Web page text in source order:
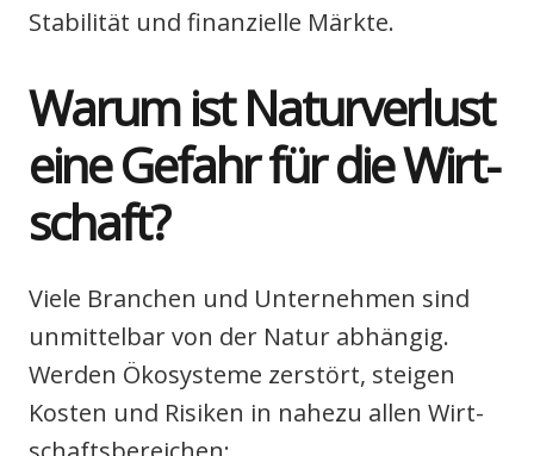
Sta­bi­li­tät und finan­zi­el­le Märk­te.
War­um ist Natur­ver­lust
eine Gefahr für die Wirt­
schaft?
Vie­le Bran­chen und Unter­neh­men sind
unmit­tel­bar von der Natur abhän­gig.
Wer­den Öko­sys­te­me zer­stört, stei­gen
Kos­ten und Risi­ken in nahe­zu allen Wirt­